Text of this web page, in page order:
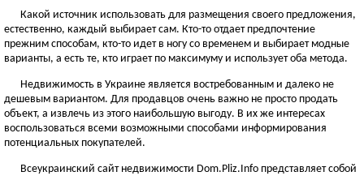
Керчь
Смотреть всё
Какой источник использовать для размещения своего предложения,
естественно, каждый выбирает сам. Кто-то отдает предпочтение
прежним способам, кто-то идет в ногу со временем и выбирает модные
варианты, а есть те, кто играет по максимуму и использует оба метода.
Недвижимость в Украине является востребованным и далеко не
дешевым вариантом. Для продавцов очень важно не просто продать
объект, а извлечь из этого наибольшую выгоду. В их же интересах
воспользоваться всеми возможными способами информирования
потенциальных покупателей.
Всеукраинский сайт недвижимости Dom.Pliz.Info представляет собой